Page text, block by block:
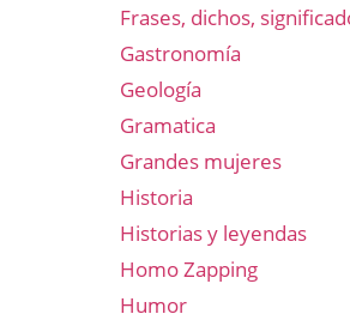
Frases, dichos,
Gastronomía
Geología
Gramatica
Grandes mujeres
Historia
Historias y leyendas
Homo Zapping
Humor